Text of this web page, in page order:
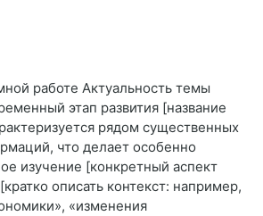
работе Актуальность темы
этап развития [название
рядом существенных
что делает особенно
изучение [конкретный аспект
описать контекст: например,
«изменения